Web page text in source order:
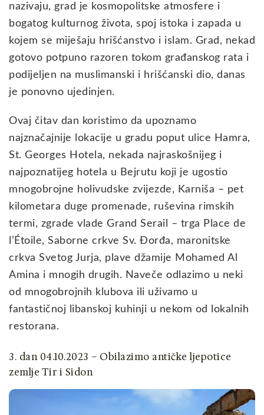
nazivaju, grad je kosmopolitske atmosfere i
bogatog kulturnog života, spoj istoka i zapada u
kojem se miješaju hrišćanstvo i islam. Grad, nekad
gotovo potpuno razoren tokom građanskog rata i
podijeljen na muslimanski i hrišćanski dio, danas
je ponovno ujedinjen.
Ovaj čitav dan koristimo da upoznamo
najznačajnije lokacije u gradu poput ulice Hamra,
St. Georges Hotela, nekada najraskošnijeg i
najpoznatijeg hotela u Bejrutu koji je ugostio
mnogobrojne holivudske zvijezde, Karniša – pet
kilometara duge promenade, ruševina rimskih
termi, zgrade vlade Grand Serail – trga Place de
l’Étoile, Saborne crkve Sv. Đorđa, maronitske
crkva Svetog Jurja, plave džamije Mohamed Al
Amina i mnogih drugih. Naveče odlazimo u neki
od mnogobrojnih klubova ili uživamo u
fantastičnoj libanskoj kuhinji u nekom od lokalnih
restorana.
3. dan 04.10.2023 – Obilazimo antičke ljepotice
zemlje Tir i Sidon